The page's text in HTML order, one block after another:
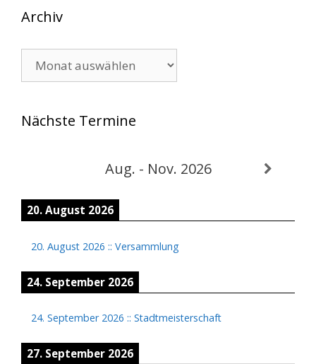
Archiv
Nächste Termine
Aug. - Nov. 2026
20. August 2026
20. August 2026 :: Versammlung
24. September 2026
24. September 2026 :: Stadtmeisterschaft
27. September 2026